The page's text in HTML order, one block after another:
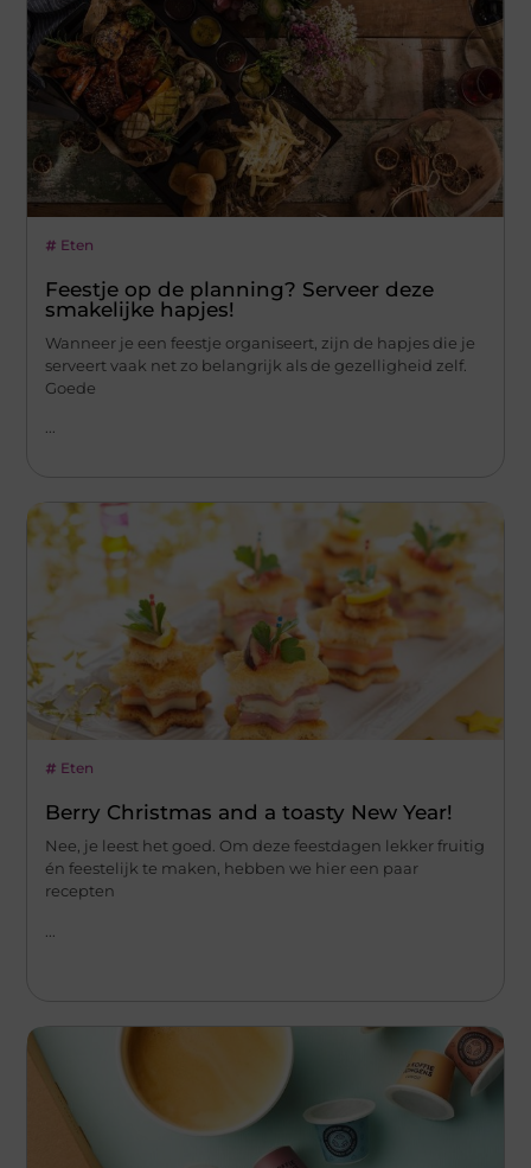
Eten
Feestje op de planning? Serveer deze
smakelijke hapjes!
Wanneer je een feestje organiseert, zijn de hapjes die je
serveert vaak net zo belangrijk als de gezelligheid zelf.
Goede
Eten
Berry Christmas and a toasty New Year!
Nee, je leest het goed. Om deze feestdagen lekker fruitig
én feestelijk te maken, hebben we hier een paar
recepten